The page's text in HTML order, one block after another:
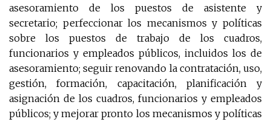
asesoramiento de los puestos de asistente y
secretario; perfeccionar los mecanismos y políticas
sobre los puestos de trabajo de los cuadros,
funcionarios y empleados públicos, incluidos los de
asesoramiento; seguir renovando la contratación, uso,
gestión, formación, capacitación, planificación y
asignación de los cuadros, funcionarios y empleados
públicos; y mejorar pronto los mecanismos y políticas